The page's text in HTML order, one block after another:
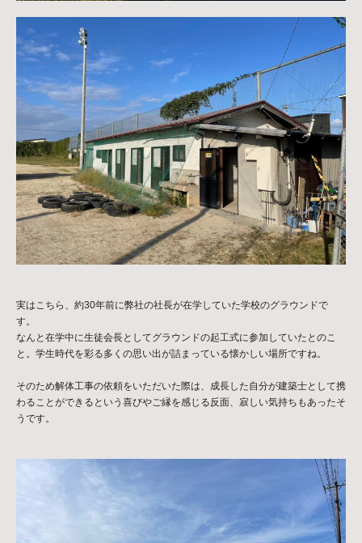
実はこちら、約30年前に弊社の社長が在学していた学校のグラウンドで
す。
なんと在学中に生徒会長としてグラウンドの起工式に参加していたとのこ
と。学生時代を彩る多くの思い出が詰まっている懐かしい場所ですね。
そのため解体工事の依頼をいただいた際は、成長した自分が建築士として携
わることができるという喜びやご縁を感じる反面、寂しい気持ちもあったそ
うです。